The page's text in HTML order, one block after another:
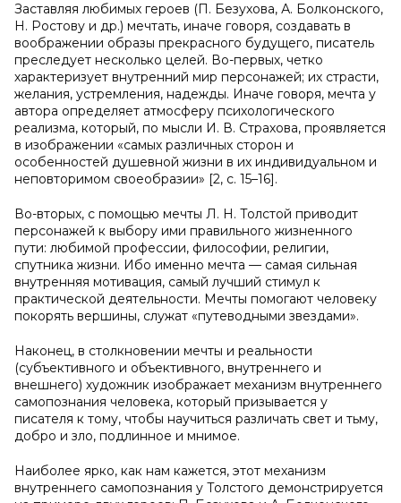
Заставляя любимых героев (П. Безухова, А. Болконского,
Н. Ростову и др.) мечтать, иначе говоря, создавать в
воображении образы прекрасного будущего, писатель
преследует несколько целей. Во-первых, четко
характеризует внутренний мир персонажей; их страсти,
желания, устремления, надежды. Иначе говоря, мечта у
автора определяет атмосферу психологического
реализма, который, по мысли И. В. Страхова, проявляется
в изображении «самых различных сторон и
особенностей душевной жизни в их индивидуальном и
неповторимом своеобразии» [2, с. 15–16].
Во-вторых, с помощью мечты Л. Н. Толстой приводит
персонажей к выбору ими правильного жизненного
пути: любимой профессии, философии, религии,
спутника жизни. Ибо именно мечта — самая сильная
внутренняя мотивация, самый лучший стимул к
практической деятельности. Мечты помогают человеку
покорять вершины, служат «путеводными звездами».
Наконец, в столкновении мечты и реальности
(субъективного и объективного, внутреннего и
внешнего) художник изображает механизм внутреннего
самопознания человека, который призывается у
писателя к тому, чтобы научиться различать свет и тьму,
добро и зло, подлинное и мнимое.
Наиболее ярко, как нам кажется, этот механизм
внутреннего самопознания у Толстого демонстрируется